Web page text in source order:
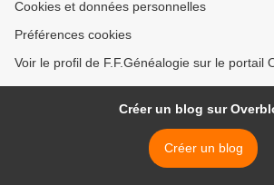
Cookies et données personnelles
Préférences cookies
Voir le profil de F.F.Généalogie sur le portail
Créer un blog sur
Créer un blog